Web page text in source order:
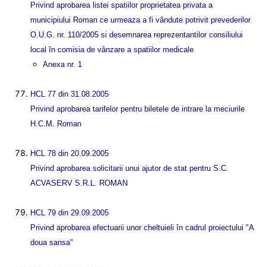
Privind aprobarea listei spatiilor proprietatea privata a
municipiului Roman ce urmeaza a fi vândute potrivit prevederilor
O.U.G. nr. 110/2005 si desemnarea reprezentantilor consiliului
local în comisia de vânzare a spatiilor medicale
Anexa nr. 1
HCL 77 din 31.08.2005
Privind aprobarea tarifelor pentru biletele de intrare la meciurile
H.C.M. Roman
HCL 78 din 20.09.2005
Privind aprobarea solicitarii unui ajutor de stat pentru S.C.
ACVASERV S.R.L. ROMAN
HCL 79 din 29.09.2005
Privind aprobarea efectuarii unor cheltuieli în cadrul proiectului "A
doua sansa"